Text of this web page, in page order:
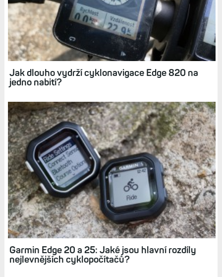
Jak dlouho vydrží cyklonavigace Edge 820 na
jedno nabití?
Garmin Edge 20 a 25: Jaké jsou hlavní rozdíly
nejlevnějších cyklopočítačů?